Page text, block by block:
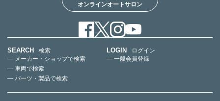
オンラインオートサロン
SEARCH
検索
— メーカー・ショップで検索
— 車両で検索
— パーツ・製品で検索
LOGIN
ログイン
— 一般会員登録